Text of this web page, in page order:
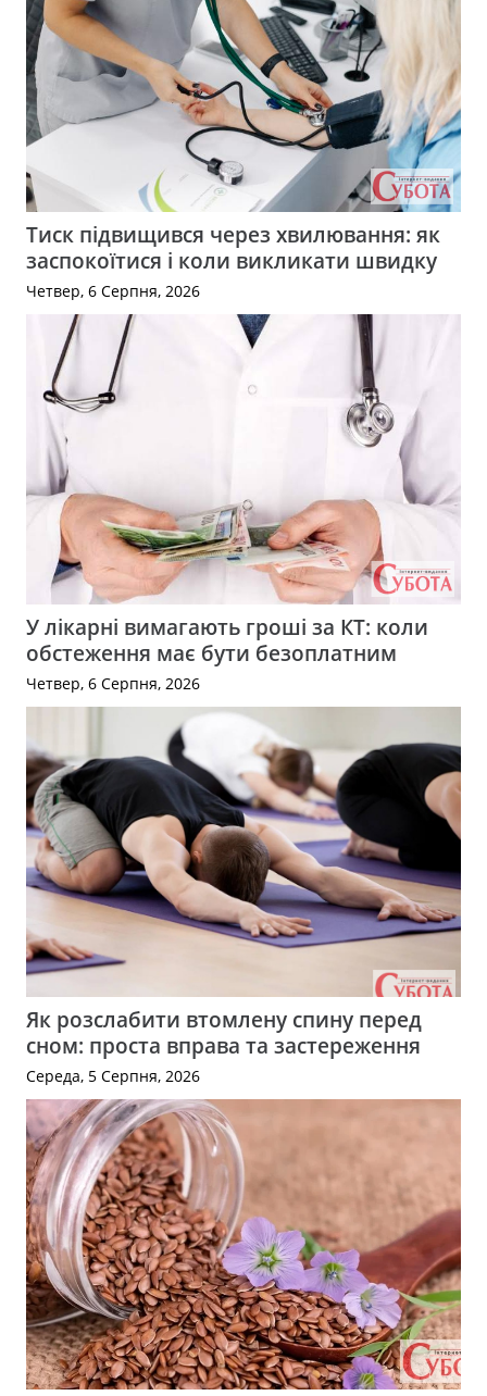
Тиск підвищився через хвилювання: як
заспокоїтися і коли викликати швидку
Четвер, 6 Серпня, 2026
У лікарні вимагають гроші за КТ: коли
обстеження має бути безоплатним
Четвер, 6 Серпня, 2026
Як розслабити втомлену спину перед
сном: проста вправа та застереження
Середа, 5 Серпня, 2026